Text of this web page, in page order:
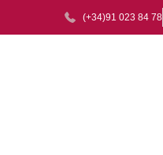
(+34)91 023 84 78